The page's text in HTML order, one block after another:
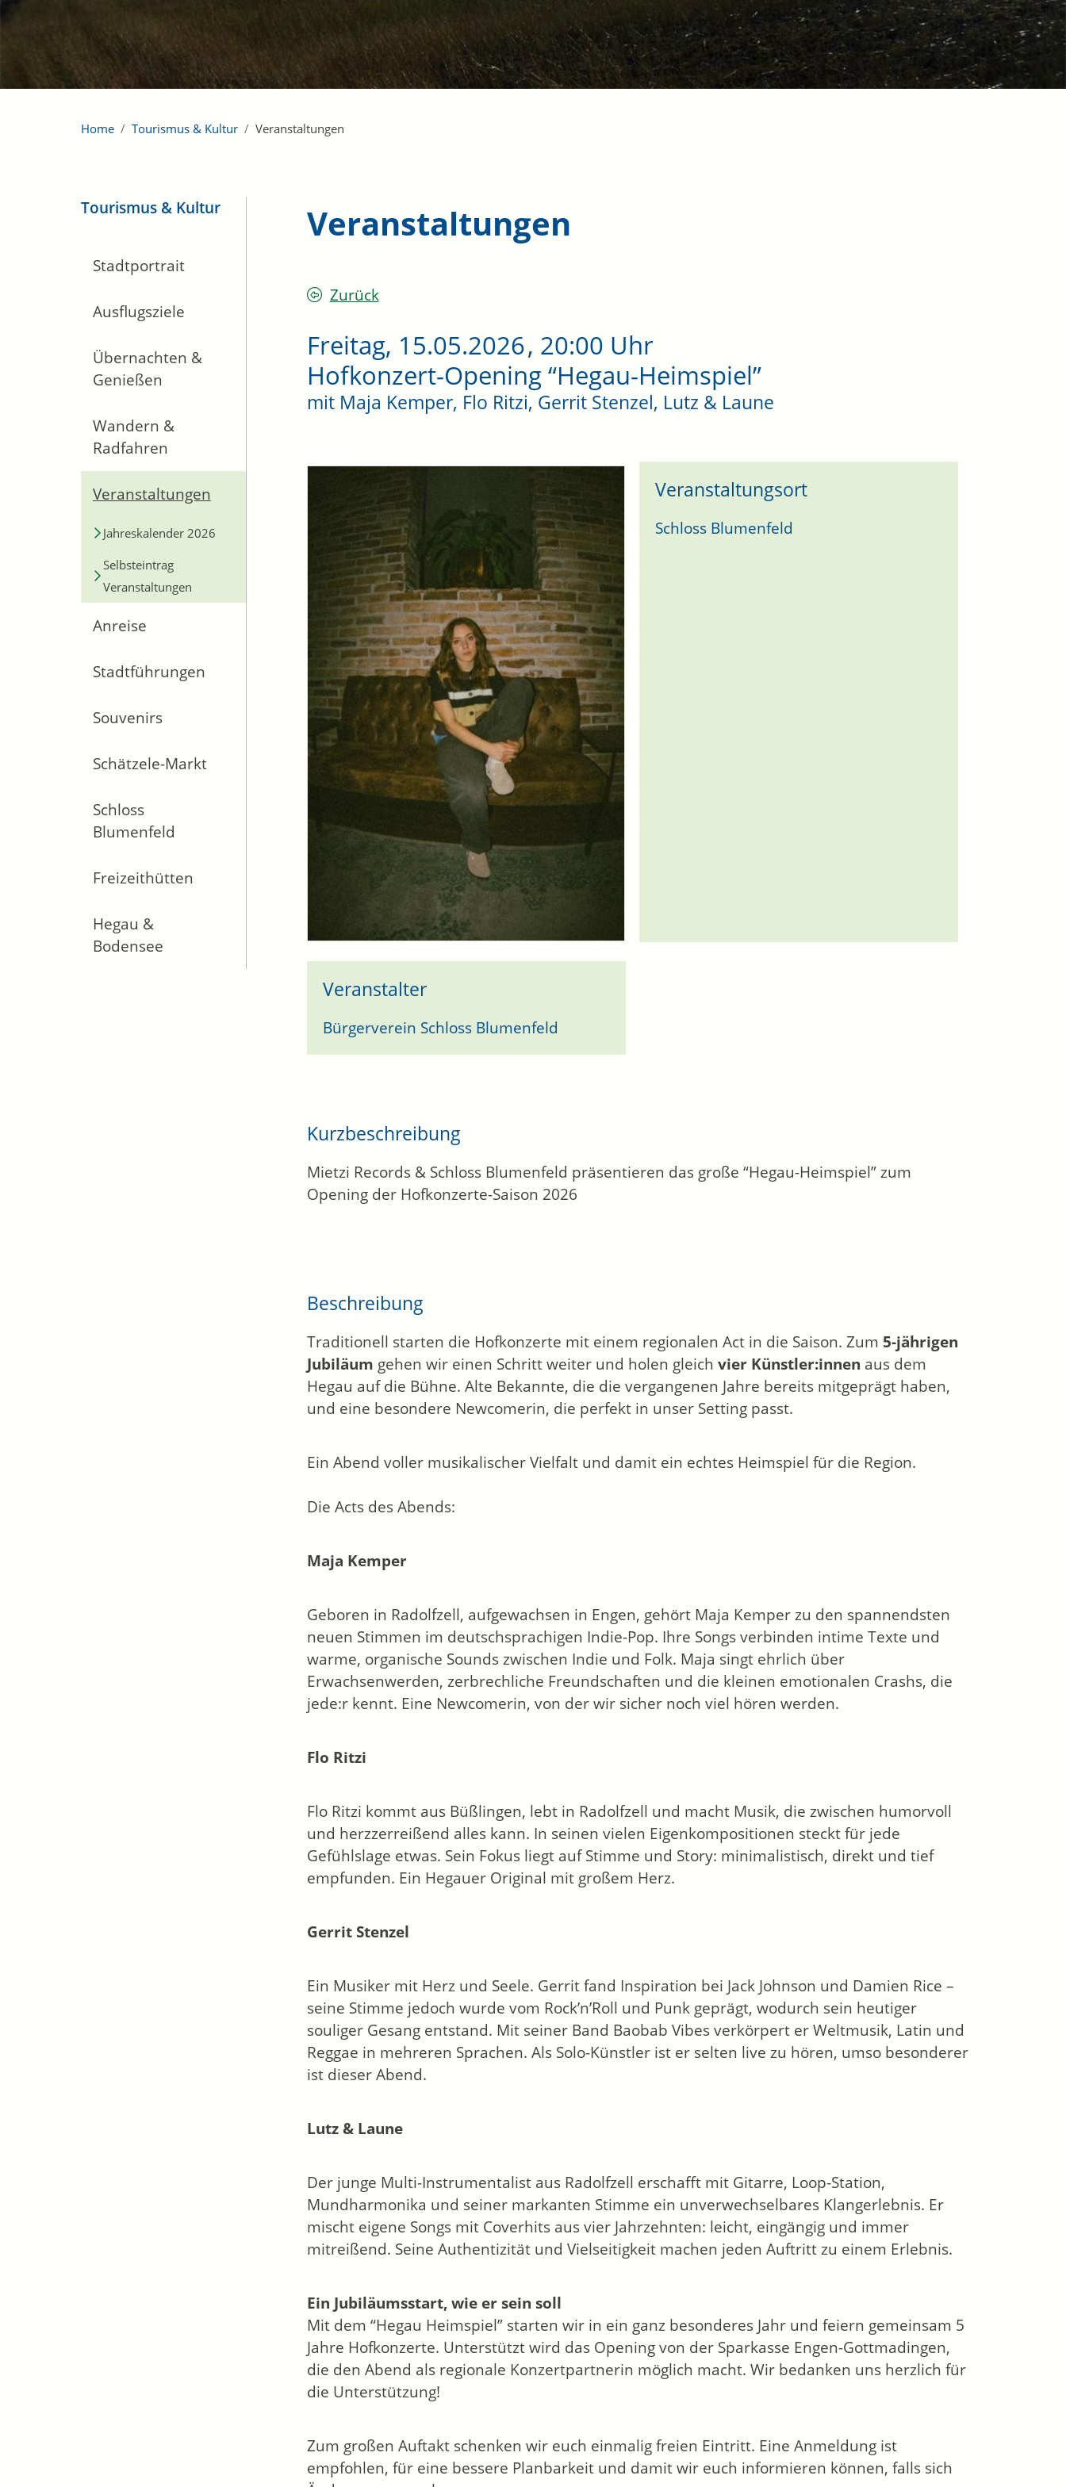
Home Tourismus & Kultur Veranstaltungen
Tourismus & Kultur
Stadtportrait
Ausflugsziele
Übernachten &
Genießen
Wandern &
Radfahren
Veranstaltungen
Jahreskalender 2026
Selbsteintrag
Veranstaltungen
Anreise
Stadtführungen
Souvenirs
Schätzele-Markt
Schloss
Blumenfeld
Freizeithütten
Hegau &
Bodensee
Veranstaltungen
Zurück
Freitag, 15.05.2026, 20:00 Uhr
Hofkonzert-Opening “Hegau-Heimspiel”
mit Maja Kemper, Flo Ritzi, Gerrit Stenzel, Lutz & Laune
Kurzbeschreibung
Mietzi Records & Schloss Blumenfeld präsentieren das große “Hegau-Heimspiel” zum
Opening der Hofkonzerte-Saison 2026
Beschreibung
Traditionell starten die Hofkonzerte mit einem regionalen Act in die Saison. Zum 5-jährigen
Jubiläum gehen wir einen Schritt weiter und holen gleich vier Künstler:innen aus dem
Hegau auf die Bühne. Alte Bekannte, die die vergangenen Jahre bereits mitgeprägt haben,
und eine besondere Newcomerin, die perfekt in unser Setting passt.
Ein Abend voller musikalischer Vielfalt und damit ein echtes Heimspiel für die Region.
Die Acts des Abends:
Maja Kemper
Geboren in Radolfzell, aufgewachsen in Engen, gehört Maja Kemper zu den spannendsten
neuen Stimmen im deutschsprachigen Indie-Pop. Ihre Songs verbinden intime Texte und
warme, organische Sounds zwischen Indie und Folk. Maja singt ehrlich über
Erwachsenwerden, zerbrechliche Freundschaften und die kleinen emotionalen Crashs, die
jede:r kennt. Eine Newcomerin, von der wir sicher noch viel hören werden.
Flo Ritzi
Flo Ritzi kommt aus Büßlingen, lebt in Radolfzell und macht Musik, die zwischen humorvoll
und herzzerreißend alles kann. In seinen vielen Eigenkompositionen steckt für jede
Gefühlslage etwas. Sein Fokus liegt auf Stimme und Story: minimalistisch, direkt und tief
empfunden. Ein Hegauer Original mit großem Herz.
Gerrit Stenzel
Ein Musiker mit Herz und Seele. Gerrit fand Inspiration bei Jack Johnson und Damien Rice –
seine Stimme jedoch wurde vom Rock’n’Roll und Punk geprägt, wodurch sein heutiger
souliger Gesang entstand. Mit seiner Band Baobab Vibes verkörpert er Weltmusik, Latin und
Reggae in mehreren Sprachen. Als Solo-Künstler ist er selten live zu hören, umso besonderer
ist dieser Abend.
Lutz & Laune
Der junge Multi-Instrumentalist aus Radolfzell erschafft mit Gitarre, Loop-Station,
Mundharmonika und seiner markanten Stimme ein unverwechselbares Klangerlebnis. Er
mischt eigene Songs mit Coverhits aus vier Jahrzehnten: leicht, eingängig und immer
mitreißend. Seine Authentizität und Vielseitigkeit machen jeden Auftritt zu einem Erlebnis.
Ein Jubiläumsstart, wie er sein soll
Mit dem “Hegau Heimspiel” starten wir in ein ganz besonderes Jahr und feiern gemeinsam 5
Jahre Hofkonzerte. Unterstützt wird das Opening von der Sparkasse Engen-Gottmadingen,
die den Abend als regionale Konzertpartnerin möglich macht. Wir bedanken uns herzlich für
die Unterstützung!
Zum großen Auftakt schenken wir euch einmalig freien Eintritt. Eine Anmeldung ist
empfohlen, für eine bessere Planbarkeit und damit wir euch informieren können, falls sich
Veranstaltungsort
Schloss Blumenfeld
Veranstalter
Bürgerverein Schloss Blumenfeld